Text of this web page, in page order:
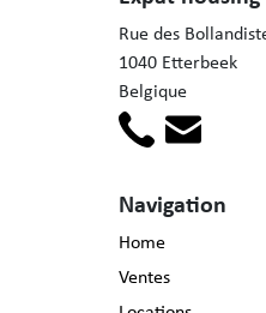
Rue des
1040 Etterbeek
Belgique
Navigation
Home
Ventes